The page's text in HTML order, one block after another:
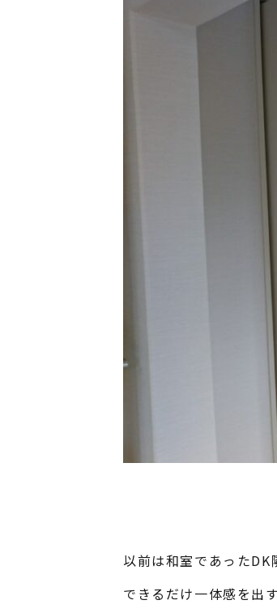
以前は和室であった
できるだけ一体感を出